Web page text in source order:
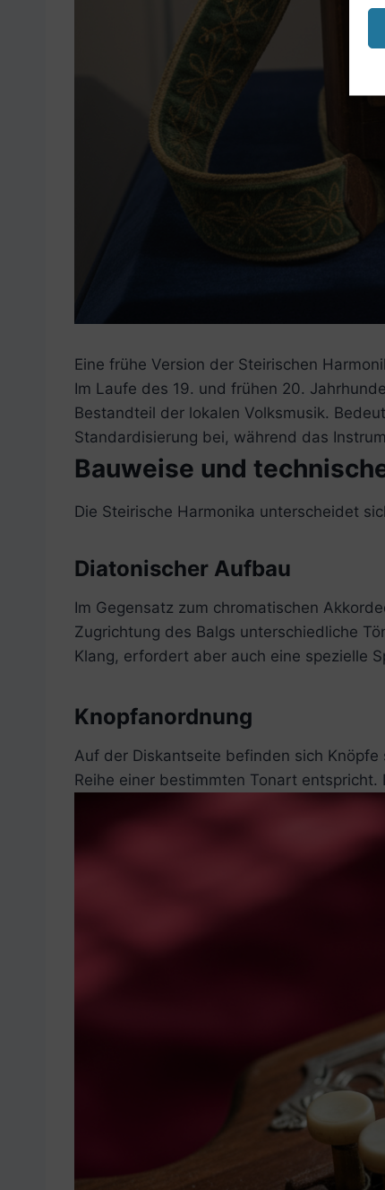
Eine frühe Version der Steirischen
Im Laufe des 19. und frühen 20.
Bestandteil der lokalen Volksmusik.
Standardisierung bei, während das
Bauweise und
Die Steirische Harmonika unterscheidet
Diatonischer Aufbau
Im Gegensatz zum chromatischen
Zugrichtung des Balgs unterschiedliche
Klang, erfordert aber auch eine spezielle
Knopfanordnung
Auf der Diskantseite befinden sich
Reihe einer bestimmten Tonart